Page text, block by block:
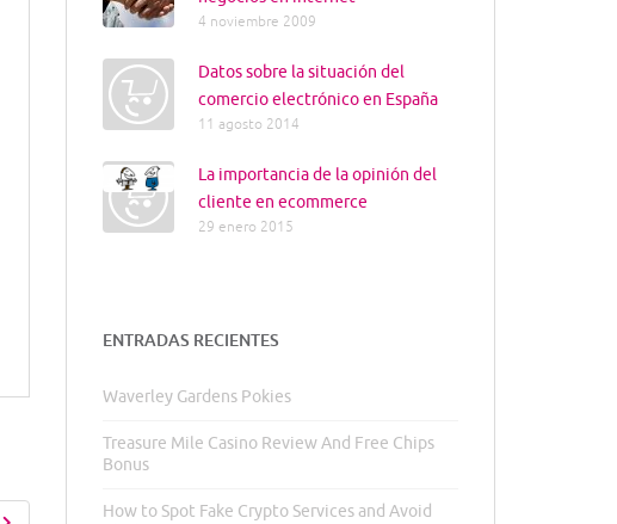
4 noviembre 2009
Datos sobre la situación del
comercio electrónico en España
11 agosto 2014
La importancia de la opinión del
cliente en ecommerce
29 enero 2015
ENTRADAS RECIENTES
Waverley Gardens Pokies
Treasure Mile Casino Review And Free Chips
Bonus
How to Spot Fake Crypto Services and Avoid